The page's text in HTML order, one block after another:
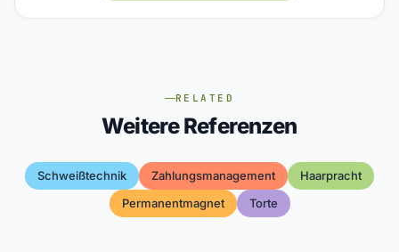
RELATED
Weitere Referenzen
Schweißtechnik Zahlungsmanagement
Haarpracht
Permanentmagnet
Torte